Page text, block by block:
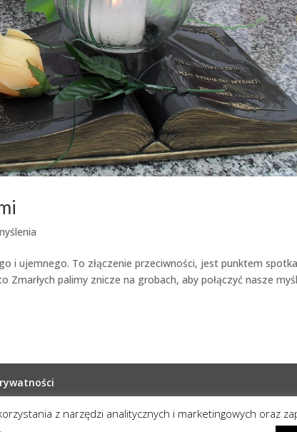
i ujemnego. To złączenie przeciwności, jest punktem
palimy znicze na grobach, aby połączyć nasze
z narzędzi analitycznych i marketingowych oraz